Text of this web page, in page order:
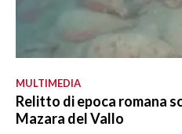
MULTIMEDIA
Relitto di epoca romana
Mazara del Vallo